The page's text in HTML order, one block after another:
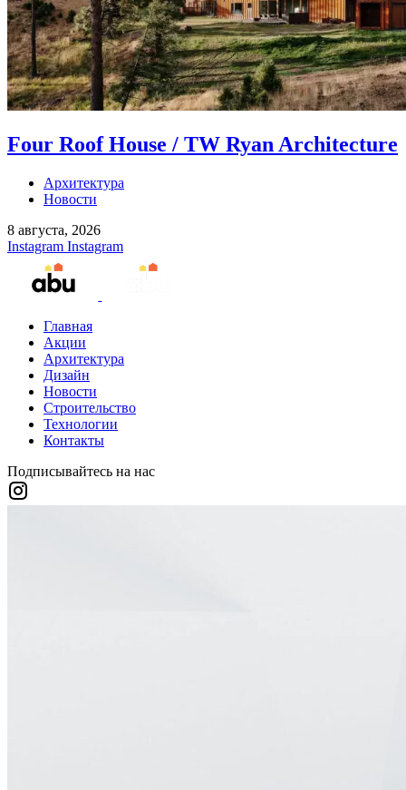
Four Roof House / TW Ryan Architecture
Архитектура
Новости
8 августа, 2026
Instagram Instagram
Главная
Акции
Архитектура
Дизайн
Новости
Строительство
Технологии
Контакты
Подписывайтесь на нас